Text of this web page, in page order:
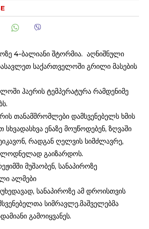
4-ბალიანი შტორმია. აღნიშნული
საქართველოში გრილი მასების
ჰაერის ტემპერატურა რამდენიმე
თანამშრომლები დამსვენებელს ხმის
ენაზე მოუწოდებენ, ზღვაში
რადგან ღელვის სიმძლავრე,
გაიზარდოს.
მუშაობენ, სანაპიროზე
ალმები
სანაპიროზე ამ დროისთვის
სიმრავლე.მაშველებმა
გამოიყვანეს.